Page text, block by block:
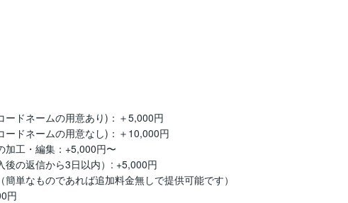
ードネームの用意あり)：＋5,000円
ードネームの用意なし)：＋10,000円
加工・編集：+5,000円〜
後の返信から3日以内）: +5,000円
簡単なものであれば追加料金無しで提供可能です）
円